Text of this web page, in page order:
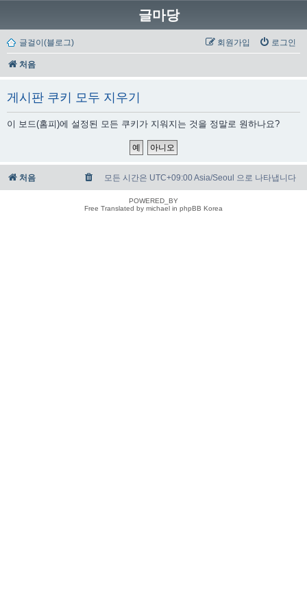
글마당
글걸이(블로그) 로그인
회원가입
처음
게시판 쿠키 모두 지우기
이 보드(홈피)에 설정된 모든 쿠키가 지워지는 것을 정말로 원하나요?
처음 모든 시간은 UTC+09:00 Asia/Seoul 으로 나타냅니다
POWERED_BY
Free Translated by michael in phpBB Korea